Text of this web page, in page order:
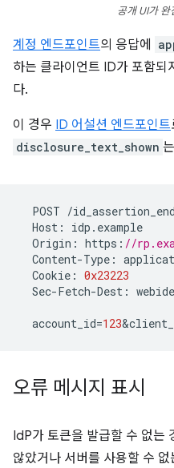
공개 UI가
계정 엔드포인트의 응답에
하는 클라이언트 ID가 포함되
다.
이 경우 ID 어설션 엔드포인트
disclosure_text_shown
POST /
Host : idp . example
Origin : https : //
Content-Type :
Cookie : 0x23223
Sec-Fetch-Dest :
account_id=123&
오류 메시지 표시
IdP가 토큰을 발급할 수 없는
않았거나 서버를 사용할 수